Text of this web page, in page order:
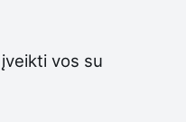
vos su